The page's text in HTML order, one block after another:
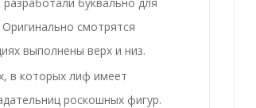
смотрятся
выполнены верх и низ.
в которых лиф имеет
роскошных фигур.